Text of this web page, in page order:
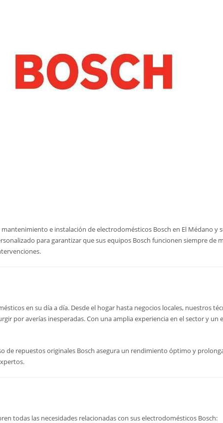
e instalación de electrodomésticos Bosch en El Médano y
para garantizar que sus equipos Bosch funcionen siempre de
en su día a día. Desde el hogar hasta negocios locales, nuestros
por averías inesperadas. Con una amplia experiencia en el sector y
de repuestos originales Bosch asegura un rendimiento óptimo y
todas las necesidades relacionadas con sus electrodomésticos Bosch: